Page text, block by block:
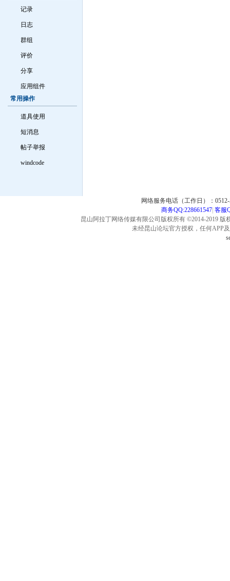
记录
日志
群组
评价
分享
应用组件
常用操作
道具使用
短消息
帖子举报
windcode
网络服务电话（工作日）：
商务QQ:228661547| 客服
昆山阿拉丁网络传媒有限公司版权所有 ©2014-2019
未经昆山论坛官方授权，任何APP